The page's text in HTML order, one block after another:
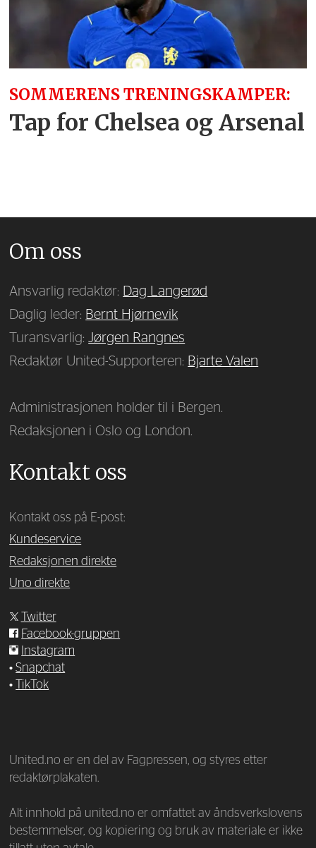
SOMMERENS TRENINGSKAMPER:
Tap for Chelsea og Arsenal
Om oss
Ansvarlig redaktør: Dag Langerød
Daglig leder: Bernt Hjørnevik
Turansvarlig:Jørgen Rangnes
Redaktør United-Supporteren: Bjarte Valen
Administrasjonen holder til i Bergen.
Redaksjonen i Oslo og London.
Kontakt oss
Kontakt oss på E-post:
Kundeservice
Redaksjonen direkte
Uno direkte
Twitter
Facebook-gruppen
Instagram
•Snapchat
•
TikTok
United.no er en del av Fagpressen, og styres etter
redaktørplakaten.
Alt innhold på united.no er omfattet av åndsverkslovens
bestemmelser, og kopiering og bruk av materiale er ikke